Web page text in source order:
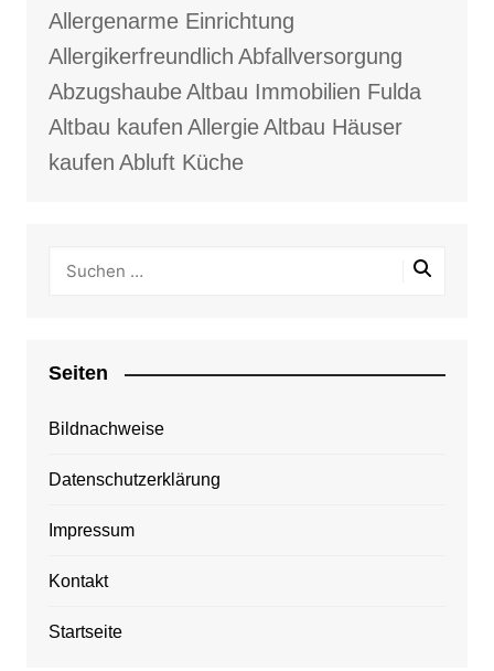
Allergenarme Einrichtung
Allergikerfreundlich Abfallversorgung
AbzugshaubeAltbau Immobilien Fulda
Altbau kaufen AllergieAltbau Häuser
kaufen Abluft Küche
Seiten
Bildnachweise
Datenschutzerklärung
Impressum
Kontakt
Startseite